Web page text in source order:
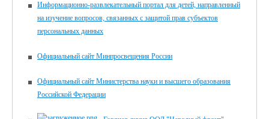
Информационно-развлекательный портал для детей, направленный
на изучение вопросов, связанных с защитой прав субъектов
персональных данных
Официальный сайт Минпросвещения России
Официальный сайт Министерства науки и высшего образования
Российской Федерации